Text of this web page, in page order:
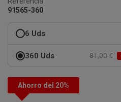
91565-360
6 Uds
360 Uds 81,00 €
Ahorro del 20%